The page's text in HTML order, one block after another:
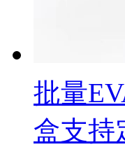
批量
盒支持